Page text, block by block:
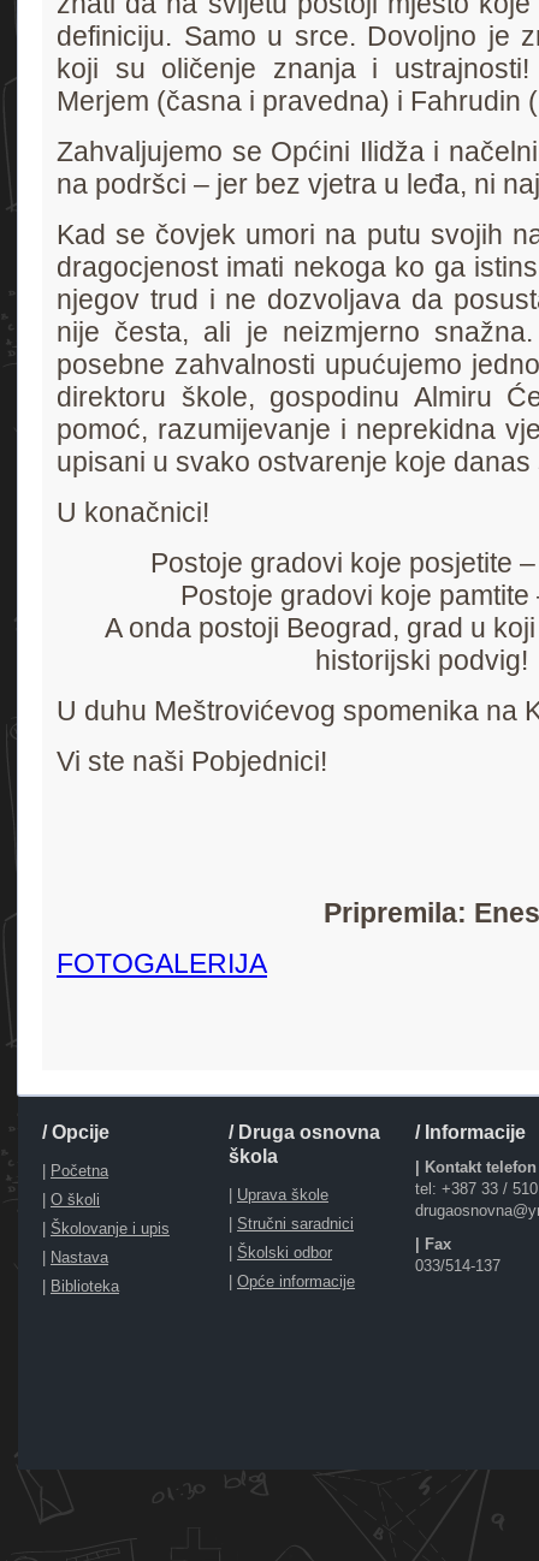
definiciju. Samo u srce. Dovoljno je
koji su oličenje znanja i
Merjem (časna i pravedna) i Fahrudin
Zahvaljujemo se Općini Ilidža i
na podršci – jer bez vjetra u leđa, ni
Kad se čovjek umori na putu svojih
dragocjenost imati nekoga ko ga
njegov trud i ne dozvoljava da
nije česta, ali je neizmjerno
posebne zahvalnosti upućujemo
direktoru škole, gospodinu Almiru
pomoć, razumijevanje i neprekidna
upisani u svako ostvarenje koje
U konačnici!
Postoje gradovi koje posjetite
Postoje gradovi koje pamtite
A onda postoji Beograd, grad u
historijski podvig!
U duhu Meštrovićevog spomenika na
Vi ste naši Pobjednici!
Pripremila:
FOTOGALERIJA
/ Opcije
Početna
O školi
Školovanje i upis
Nastava
Biblioteka
/ Druga osnovna
škola
Uprava škole
Stručni saradnici
Školski odbor
Opće informacije
/ Informacije
| Kontakt telefon
tel: +387 33 /
| Fax
033/514-137